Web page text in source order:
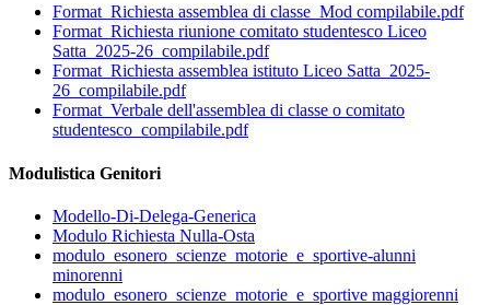
Format_Richiesta assemblea di classe_Mod compilabile.pdf
Format_Richiesta riunione comitato studentesco Liceo
Satta_2025-26_compilabile.pdf
Format_Richiesta assemblea istituto Liceo Satta_2025-
26_compilabile.pdf
Format_Verbale dell'assemblea di classe o comitato
studentesco_compilabile.pdf
Modulistica Genitori
Modello-Di-Delega-Generica
Modulo Richiesta Nulla-Osta
modulo_esonero_scienze_motorie_e_sportive-alunni
minorenni
modulo_esonero_scienze_motorie_e_sportive maggiorenni